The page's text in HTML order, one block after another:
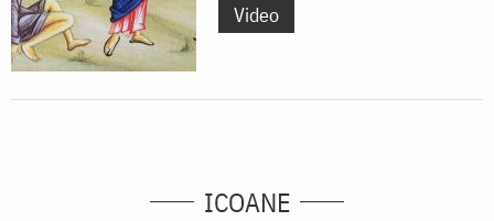
Video
ICOANE